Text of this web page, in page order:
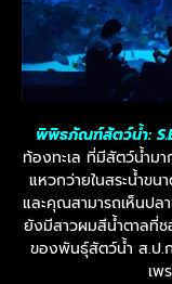
พิพิธภัณฑ์สัตว์น้ำ:
ท้องทะเล ที่มีสัตว์น้ำม
แหวกว่ายในสระน้ำข
และคุณสามารถเห็นปล
ยังมีสาวผมสีน้ำตาลที่
ของพันธุ์สัตว์น้ำ ส.ป.ก
เพ